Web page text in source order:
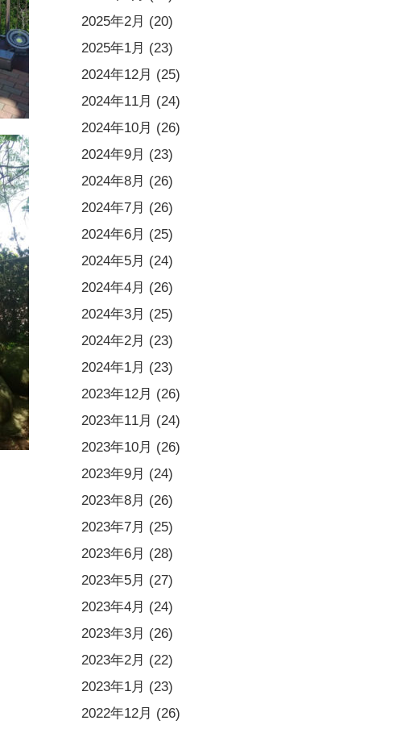
2025年2月 (20)
2025年1月 (23)
2024年12月 (25)
2024年11月 (24)
2024年10月 (26)
2024年9月 (23)
2024年8月 (26)
2024年7月 (26)
2024年6月 (25)
2024年5月 (24)
2024年4月 (26)
2024年3月 (25)
2024年2月 (23)
2024年1月 (23)
2023年12月 (26)
2023年11月 (24)
2023年10月 (26)
2023年9月 (24)
2023年8月 (26)
2023年7月 (25)
2023年6月 (28)
2023年5月 (27)
2023年4月 (24)
2023年3月 (26)
2023年2月 (22)
2023年1月 (23)
2022年12月 (26)